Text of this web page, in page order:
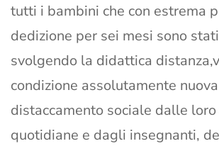
tutti i bambini che con estrema
dedizione per sei mesi sono
svolgendo la didattica
condizione assolutamente
distaccamento sociale dalle
quotidiane e dagli insegnanti,